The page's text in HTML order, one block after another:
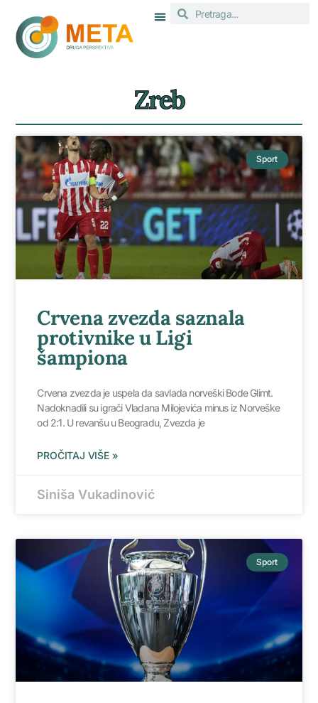
Zreb
Sport
Crvena zvezda saznala
protivnike u Ligi
šampiona
Crvena zvezda je uspela da savlada norveški Bode Glimt.
Nadoknadili su igrači Vladana Milojevića minus iz Norveške
od 2:1. U revanšu u Beogradu, Zvezda je
PROČITAJ VIŠE »
Siniša Vukadinović
Sport